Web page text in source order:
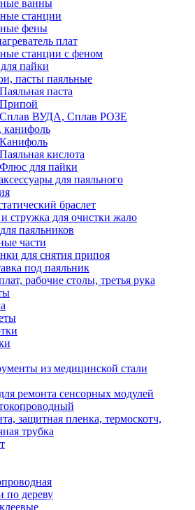
ванны
станции
фены
плат
станции с феном
пайки
пасты паяльные
Паяльная паста
Припой
Сплав ВУДА, Сплав РОЗЕ
Канифоль
Паяльная кислота
Флюс для пайки
для паяльного
браслет
стружка для очистки жало
паяльников
части
для снятия припоя
под паяльник
рабочие столы, третья рука
из медицинской стали
ремонта сенсорных модулей
защитная пленка, термоскотч,
трубка
по дереву